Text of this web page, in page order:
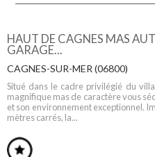
HAUT DE CAGNES MAS
GARAGE...
CAGNES-SUR-MER (06800)
Situé dans le cadre privilégié du
magnifique mas de caractère vous
et son environnement exceptionnel.
mètres carrés, la...